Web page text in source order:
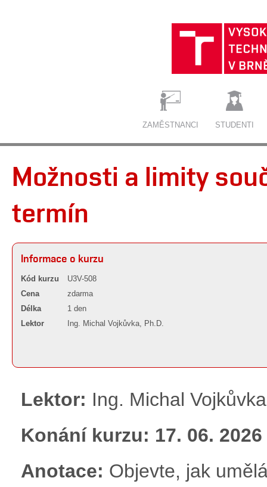
ZAMĚSTNANCI STUDENTI
Možnosti a limity
termín
Informace o kurzu
Kód kurzu
U3V-508
Cena
zdarma
Délka
1 den
Lektor
Ing. Michal Vojkůvka, Ph.D.
Lektor: Ing. Michal
Konání kurzu: 17. 06.
Anotace: Objevte, jak